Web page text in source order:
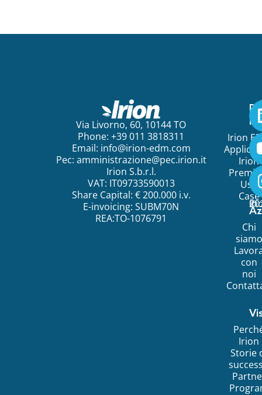
Via Livorno, 60, 10144 TO
Phone: +39 011 3818311
Email: info@irion-edm.com
Pec: amministrazione@pec.irion.it
Irion S.b.r.l.
VAT: IT09733590013
Share Capital: € 200.000 i.v.
E-invoicing: SUBM70N
REA:TO-1076791
Irion
Irion
Use
Case
Chi
siamo
con
noi
Irion
Storie
©